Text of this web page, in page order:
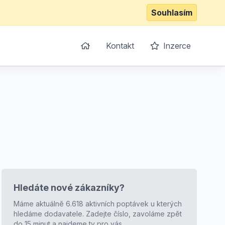
Souhlasím
Kontakt Inzerce
Hledáte nové zákazníky?
Máme aktuálně 6.618 aktivních poptávek u kterých
hledáme dodavatele. Zadejte číslo, zavoláme zpět